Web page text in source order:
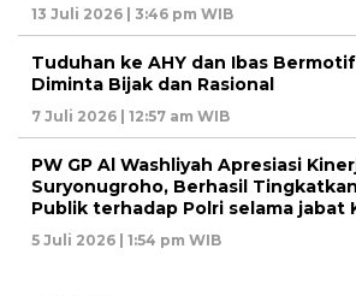
13 Juli 2026 | 3:46 pm WIB
Tuduhan ke AHY dan Ibas
Diminta Bijak dan Rasional
7 Juli 2026 | 12:57 am WIB
PW GP Al Washliyah Apresiasi
Suryonugroho, Berhasil
Publik terhadap Polri selama jabat
5 Juli 2026 | 1:54 pm WIB